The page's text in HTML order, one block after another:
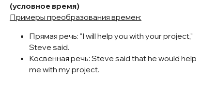
(условное время)
Примеры преобразования времен:
Прямая речь: "I will help you with your project,"
Steve said.
Косвенная речь: Steve said that he would help
me with my project.